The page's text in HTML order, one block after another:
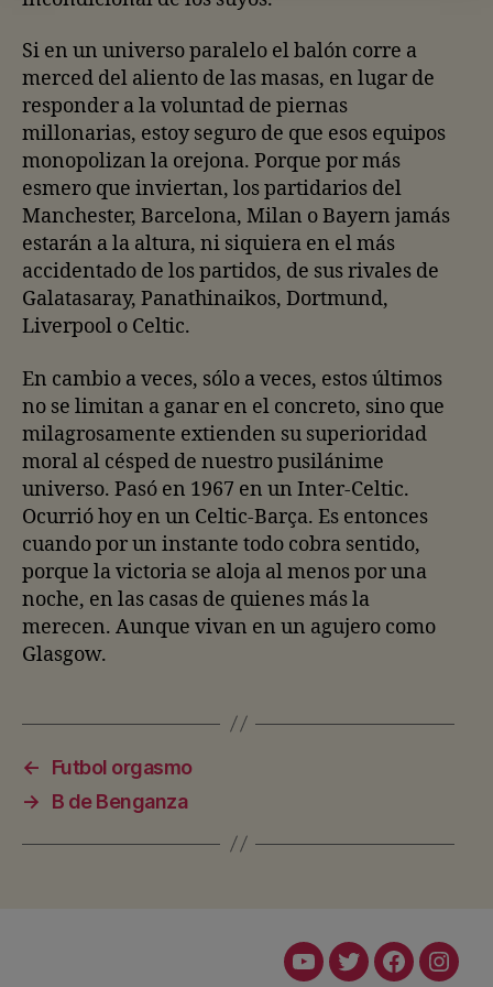
Si en un universo paralelo el balón corre a
merced del aliento de las masas, en lugar de
responder a la voluntad de piernas
millonarias, estoy seguro de que esos equipos
monopolizan la orejona. Porque por más
esmero que inviertan, los partidarios del
Manchester, Barcelona, Milan o Bayern jamás
estarán a la altura, ni siquiera en el más
accidentado de los partidos, de sus rivales de
Galatasaray, Panathinaikos, Dortmund,
Liverpool o Celtic.
En cambio a veces, sólo a veces, estos últimos
no se limitan a ganar en el concreto, sino que
milagrosamente extienden su superioridad
moral al césped de nuestro pusilánime
universo. Pasó en 1967 en un Inter-Celtic.
Ocurrió hoy en un Celtic-Barça. Es entonces
cuando por un instante todo cobra sentido,
porque la victoria se aloja al menos por una
noche, en las casas de quienes más la
merecen. Aunque vivan en un agujero como
Glasgow.
←
Futbol orgasmo
→
B de Benganza
YoutubeTwitterFacebook